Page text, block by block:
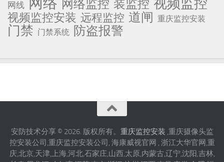
网线 网络监控 装监控 视频监控
视频监控安装 远程监控 道闸 重庆监控安装
门禁 门禁系统 防盗报警
安防技术分享 © 2026. 版权所有。 重庆监控安装 ,重庆摄像头监
控安装公司,重庆监控安装公司, 海康威视官网 , 浙江大华官网,重
庆,北京,天津,上海,河北,石家庄,山西,太原,内蒙古,辽宁,沈阳,吉林,